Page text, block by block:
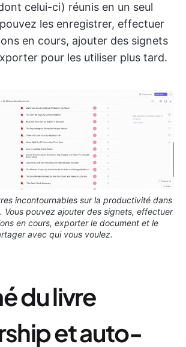
celui-ci) réunis en un seul
les enregistrer, effectuer
en cours, ajouter des signets
pour les utiliser plus tard.
incontournables sur la productivité dans
Vous pouvez ajouter des signets, effectuer
en cours, exporter le document et le
avec qui vous voulez.
du livre
et auto-